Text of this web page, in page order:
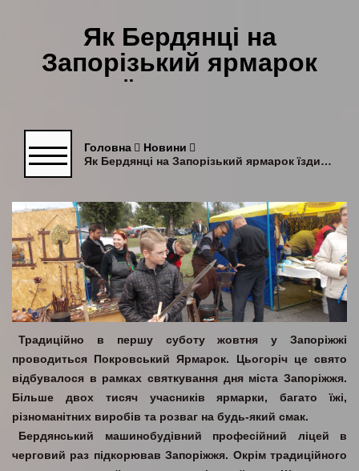
Як Бердянці на
Запорізький ярмарок
їздили…
Головна
Новини
Як Бердянці на Запорізький ярмарок їздили...
Традиційно в першу суботу жовтня у Запоріжжі
проводиться Покровський Ярмарок. Цьогоріч це свято
відбувалося в рамках святкування дня міста Запоріжжя.
Більше двох тисяч учасників ярмарки, багато їжі,
різноманітних виробів та розваг на будь-який смак.
Бердянський машинобудівний професійний ліцей в
черговий раз підкорював Запоріжжя. Окрім традиційного